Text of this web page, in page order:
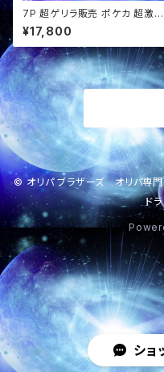
ショ
7P 超ゲリラ販売 ポケカ 超激ア
ツ 画像確定 オリパ
¥17,800
© オリパ ブラザーズ オリパ専門
ド